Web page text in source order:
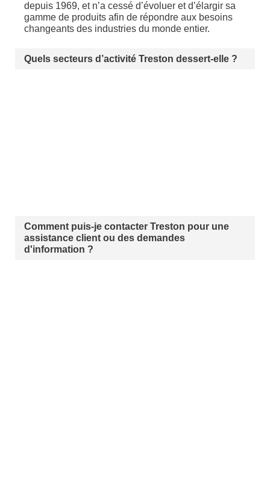
depuis 1969, et n’a cessé d’évoluer et d’élargir sa
gamme de produits afin de répondre aux besoins
changeants des industries du monde entier.
Quels secteurs d’activité Treston dessert-elle ?
Comment puis-je contacter Treston pour une
assistance client ou des demandes
d'information ?